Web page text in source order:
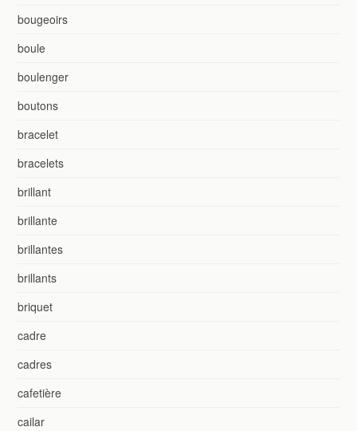
bougeoirs
boule
boulenger
boutons
bracelet
bracelets
brillant
brillante
brillantes
brillants
briquet
cadre
cadres
cafetière
cailar